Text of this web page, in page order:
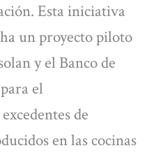
Esta iniciativa
un proyecto piloto
y el Banco de
el
de
en las cocinas